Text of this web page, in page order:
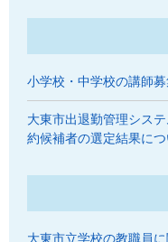
小学校・中学校の講師
大東市出退勤管理シス
約候補者の選定結果に
大東市立学校の教職員